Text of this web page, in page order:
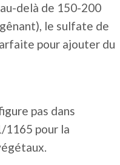
delà de 150-200
le sulfate de
pour ajouter du
pas dans
1165 pour la